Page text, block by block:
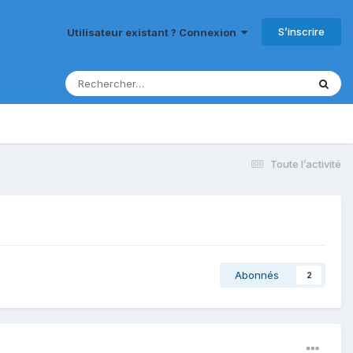
Utilisateur existant ? Connexion S’inscrire
Toute l’activité
Abonnés 2